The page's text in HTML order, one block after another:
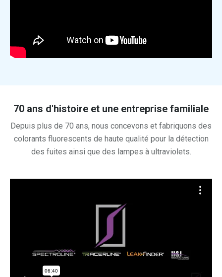
70 ans d'histoire et une entreprise familiale
Depuis plus de 70 ans, nous concevons et fabriquons des
colorants fluorescents de haute qualité pour la détection
des fuites ainsi que des lampes à ultraviolets.